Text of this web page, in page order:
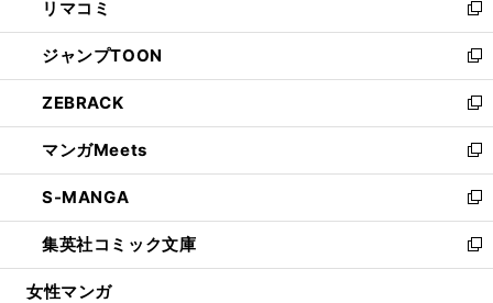
で
開
く
ド
ウ
で
開
く
ィ
ン
ド
ウ
で
開
く
い
ウ
ィ
ン
ド
ウ
で
開
く
リマコミ
新
し
い
ウ
ィ
ン
ド
ウ
で
開
く
ジャンプTOON
新
し
い
ウ
ィ
ン
ド
ウ
で
開
ZEBRACK
新
し
い
ウ
ィ
ン
ド
ウ
マンガMeets
新
し
い
ウ
ィ
ン
S-MANGA
新
し
い
ウ
集英社コミック文庫
新
し
女性マンガ